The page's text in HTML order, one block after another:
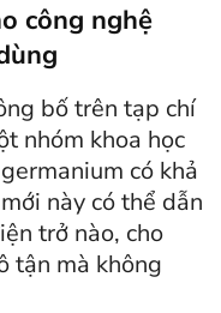
công nghệ
bố trên tạp chí
nhóm khoa học
có khả
này có thể dẫn
trở nào, cho
tận mà không